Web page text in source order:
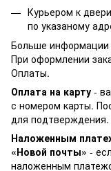
Курьером к
по указаному
Больше информации
При оформлении
Оплаты.
Оплата на карту -
с номером карты.
для подтверждения.
Наложенным
«Новой почты» -
наложенным